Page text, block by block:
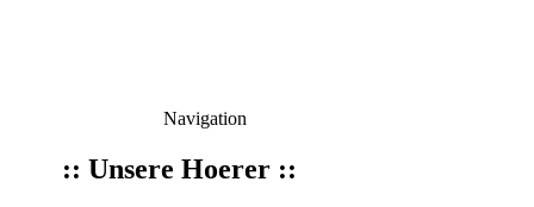
Navigation
:: Unsere Hoerer ::